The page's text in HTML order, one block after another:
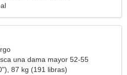
una dama mayor 52-55
87 kg (191 libras)